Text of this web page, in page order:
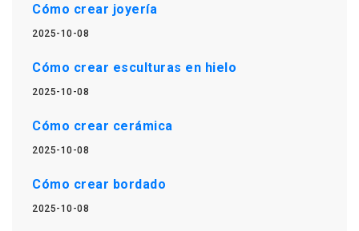
Cómo crear joyería
2025-10-08
Cómo crear esculturas en hielo
2025-10-08
Cómo crear cerámica
2025-10-08
Cómo crear bordado
2025-10-08